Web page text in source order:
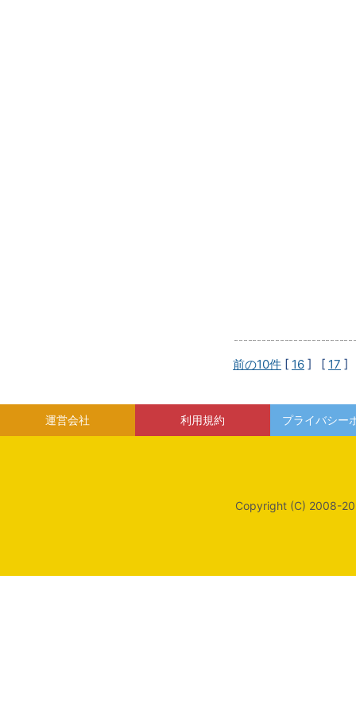
前の10件 [ 16 ] [ 17 ]
運営会社 利用規約 プライバシー
Copyright (C) 2008-